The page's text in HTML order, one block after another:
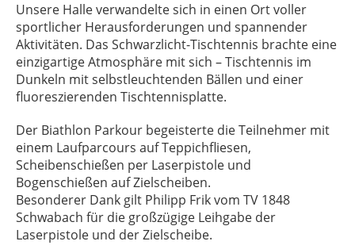
Unsere Halle verwandelte sich in einen Ort voller
sportlicher Herausforderungen und spannender
Aktivitäten. Das Schwarzlicht-Tischtennis brachte eine
einzigartige Atmosphäre mit sich – Tischtennis im
Dunkeln mit selbstleuchtenden Bällen und einer
fluoreszierenden Tischtennisplatte.
Der Biathlon Parkour begeisterte die Teilnehmer mit
einem Laufparcours auf Teppichfliesen,
Scheibenschießen per Laserpistole und
Bogenschießen auf Zielscheiben.
Besonderer Dank gilt Philipp Frik vom TV 1848
Schwabach für die großzügige Leihgabe der
Laserpistole und der Zielscheibe.